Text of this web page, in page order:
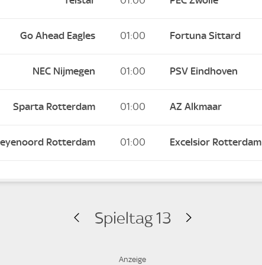
Go Ahead Eagles 01:00 Fortuna Sittard
NEC Nijmegen 01:00 PSV Eindhoven
Sparta Rotterdam 01:00 AZ Alkmaar
Rotterdam 01:00 Excelsior Rotterdam
Spieltag 13